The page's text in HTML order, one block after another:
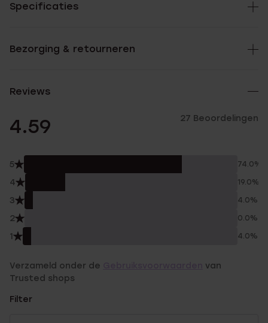
Specificaties
Bezorging & retourneren
Reviews
4.59 27 Beoordelingen
5 74.0%
4 19.0%
3 4.0%
2 0.0%
1 4.0%
Verzameld onder de
van
Trusted shops
Filter